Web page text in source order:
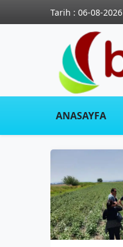
Tarih : 06-08-2026
ANASAYFA